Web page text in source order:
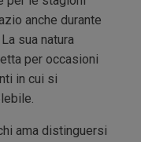
anche durante
sua natura
per occasioni
in cui si
ama distinguersi